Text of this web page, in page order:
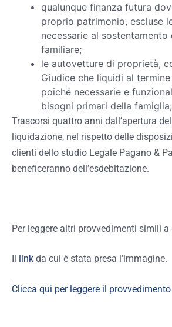
qualunque finanza futura
proprio patrimonio, escluse
necessarie al sostentamento
familiare;
le autovetture di proprietà,
Giudice che liquidi al
poiché necessarie e
bisogni primari della famiglia;
Trascorsi quattro anni dall’apertura
liquidazione, nel rispetto delle
clienti dello studio Legale Pagano &
beneficeranno dell’esdebitazione.
Per leggere altri provvedimenti simili a
link da cui è stata presa l’immagine.
Clicca qui per leggere il provvedimento